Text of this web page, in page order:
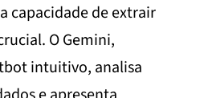
capacidade de extrair
O Gemini,
intuitivo, analisa